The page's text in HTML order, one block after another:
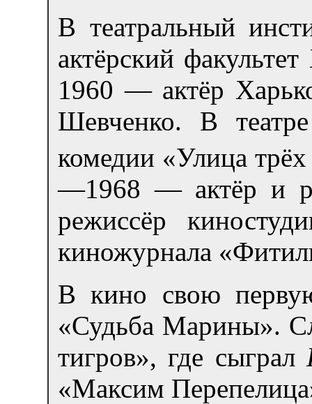
В театральный
актёрский
1960 — актёр
Шевченко. В
комедии «Улица
—1968 — актёр и
режиссёр
киножурнала
В кино свою
«Судьба Марины».
тигров», где сыграл
«Максим